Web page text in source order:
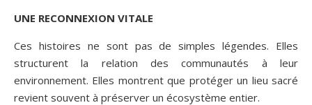
UNE RECONNEXION VITALE
Ces histoires ne sont pas de simples légendes. Elles
structurent la relation des communautés à leur
environnement. Elles montrent que protéger un lieu sacré
revient souvent à préserver un écosystème entier.